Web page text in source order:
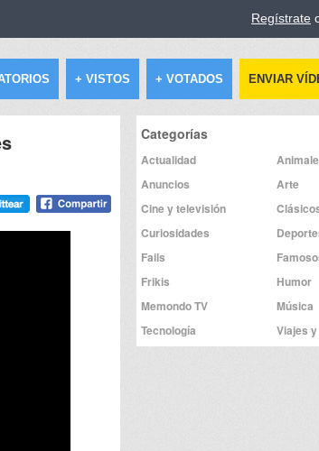
Regístrate
+ VISTOS + VOTADOS ENVIAR
Categorías
Actualidad
Anuncios
Arte
Cine y televisión
Curiosidades
Fails
Frikis
Humor
Memondo TV
Música
Tecnología
Viajes